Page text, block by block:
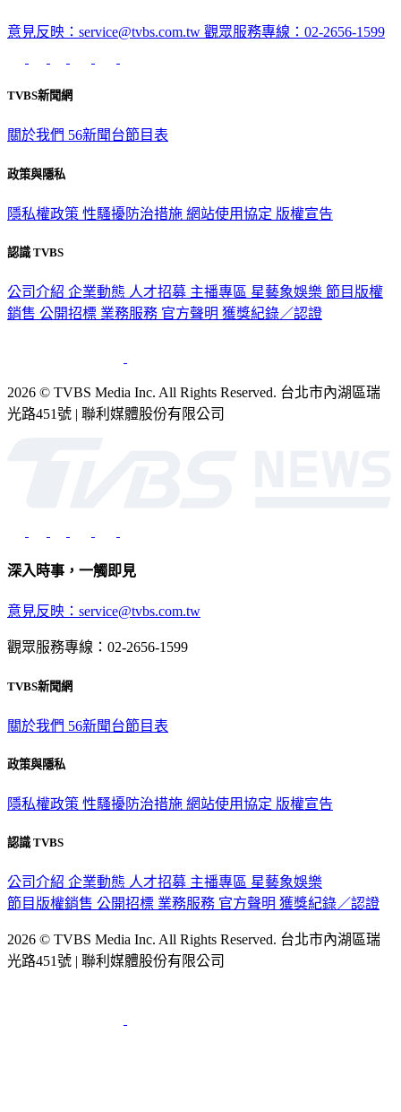
意見反映：service@tvbs.com.tw 觀眾服務專線：02-2656-1599
TVBS新聞網
關於我們 56新聞台節目表
政策與隱私
隱私權政策 性騷擾防治措施 網站使用協定 版權宣告
認識 TVBS
公司介紹 企業動態 人才招募 主播專區 星藝象娛樂 節目版權
銷售 公開招標 業務服務 官方聲明 獲獎紀錄／認證
2026 © TVBS Media Inc. All Rights Reserved. 台北市內湖區瑞
光路451號 | 聯利媒體股份有限公司
深入時事，一觸即見
意見反映：service@tvbs.com.tw
觀眾服務專線：02-2656-1599
TVBS新聞網
關於我們 56新聞台節目表
政策與隱私
隱私權政策 性騷擾防治措施 網站使用協定 版權宣告
認識 TVBS
公司介紹 企業動態 人才招募 主播專區 星藝象娛樂
節目版權銷售 公開招標 業務服務 官方聲明 獲獎紀錄／認證
2026 © TVBS Media Inc. All Rights Reserved. 台北市內湖區瑞
光路451號 | 聯利媒體股份有限公司